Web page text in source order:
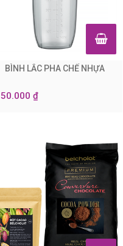
BÌNH LẮC PHA CHẾ NHỰA
50.000 ₫